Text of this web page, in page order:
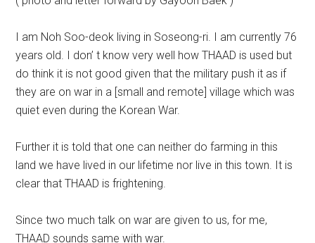
I am Noh Soo-deok living in Soseong-ri. I am currently 76
years old. I don’ t know very well how THAAD is used but
do think it is not good given that the military push it as if
they are on war in a [small and remote] village which was
quiet even during the Korean War.
Further it is told that one can neither do farming in this
land we have lived in our lifetime nor live in this town. It is
clear that THAAD is frightening.
Since two much talk on war are given to us, for me,
THAAD sounds same with war.